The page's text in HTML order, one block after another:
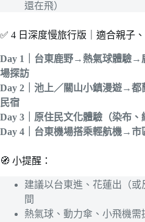
還在飛）
✅ 4 日深度慢旅行版｜適合親子
Day 1｜台東鹿野→熱氣球體驗→
場探訪
Day 2｜池上／關山小鎮漫遊→
民宿
Day 3｜原住民文化體驗（染布、
Day 4｜台東機場搭乘輕航機→
🧭 小提醒：
建議以台東進、花蓮出（
間
熱氣球、動力傘、小飛機